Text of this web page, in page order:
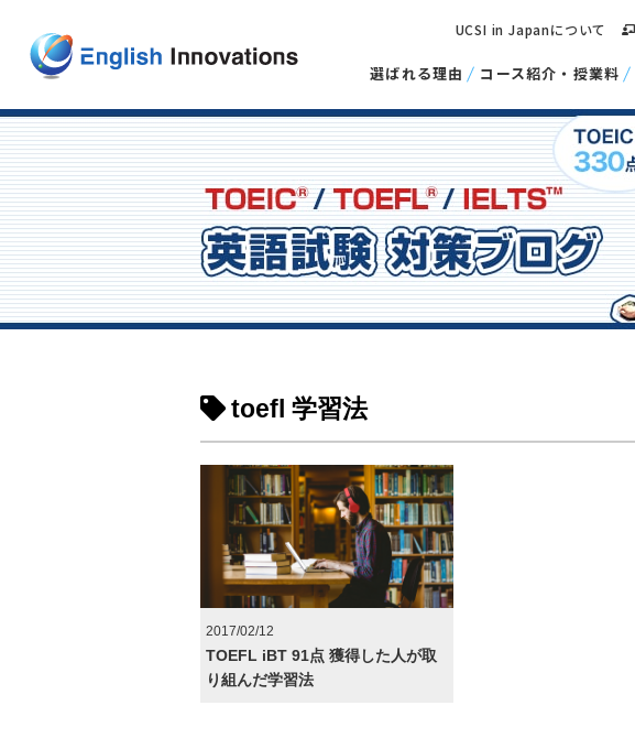
選ばれる理由 コース紹介・授業料
UCSI in Japanについて
toefl 学習法
2017/02/12
TOEFL iBT 91点 獲得した人が取
り組んだ学習法